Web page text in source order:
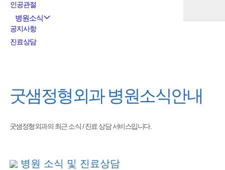
인공관절
병원소식
공지사항
진료상담
굿샘정형외과병원소식안내
굿샘정형외과의 최근 소식 / 진료 상담 서비스입니다.
병원 소식 및 진료상담